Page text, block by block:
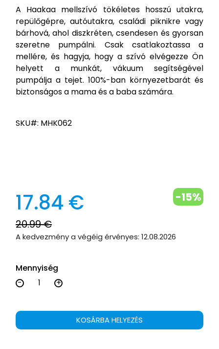
A Haakaa mellszívó tökéletes hosszú utakra,
repülőgépre, autóutakra, családi piknikre vagy
bárhová, ahol diszkréten, csendesen és gyorsan
szeretne pumpálni. Csak csatlakoztassa a
mellére, és hagyja, hogy a szívó elvégezze Ön
helyett a munkát, vákuum segítségével
pumpálja a tejet. 100%-ban környezetbarát és
biztonságos a mama és a baba számára.
SKU#: MHK062
17.84 €
20.99 €
-15%
A kedvezmény a végéig érvényes: 12.08.2026
Mennyiség
-
+
KOSÁRBA HELYEZÉS